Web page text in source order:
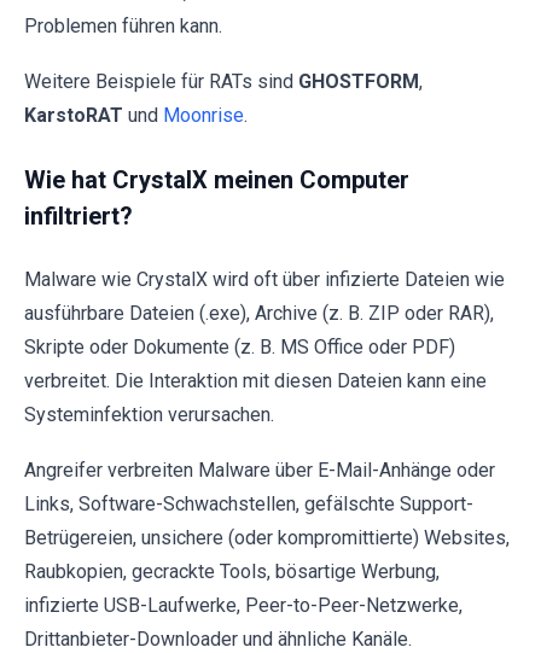
Problemen führen kann.
Weitere Beispiele für RATs sind GHOSTFORM,
KarstoRAT und Moonrise.
Wie hat CrystalX meinen Computer
infiltriert?
Malware wie CrystalX wird oft über infizierte Dateien wie
ausführbare Dateien (.exe), Archive (z. B. ZIP oder RAR),
Skripte oder Dokumente (z. B. MS Office oder PDF)
verbreitet. Die Interaktion mit diesen Dateien kann eine
Systeminfektion verursachen.
Angreifer verbreiten Malware über E-Mail-Anhänge oder
Links, Software-Schwachstellen, gefälschte Support-
Betrügereien, unsichere (oder kompromittierte) Websites,
Raubkopien, gecrackte Tools, bösartige Werbung,
infizierte USB-Laufwerke, Peer-to-Peer-Netzwerke,
Drittanbieter-Downloader und ähnliche Kanäle.